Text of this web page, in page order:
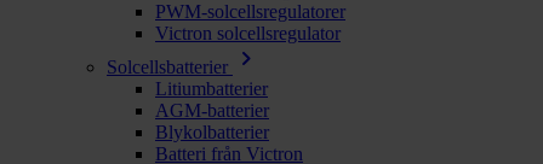
PWM-solcellsregulatorer
Victron solcellsregulator
Solcellsbatterier
chevron_right
Litiumbatterier
AGM-batterier
Blykolbatterier
Batteri från Victron